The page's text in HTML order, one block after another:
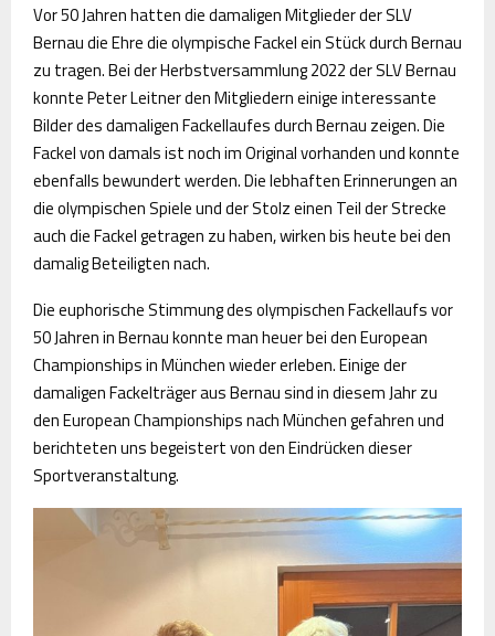
Vor 50 Jahren hatten die damaligen Mitglieder der SLV
Bernau die Ehre die olympische Fackel ein Stück durch Bernau
zu tragen. Bei der Herbstversammlung 2022 der SLV Bernau
konnte Peter Leitner den Mitgliedern einige interessante
Bilder des damaligen Fackellaufes durch Bernau zeigen. Die
Fackel von damals ist noch im Original vorhanden und konnte
ebenfalls bewundert werden. Die lebhaften Erinnerungen an
die olympischen Spiele und der Stolz einen Teil der Strecke
auch die Fackel getragen zu haben, wirken bis heute bei den
damalig Beteiligten nach.
Die euphorische Stimmung des olympischen Fackellaufs vor
50 Jahren in Bernau konnte man heuer bei den European
Championships in München wieder erleben. Einige der
damaligen Fackelträger aus Bernau sind in diesem Jahr zu
den European Championships nach München gefahren und
berichteten uns begeistert von den Eindrücken dieser
Sportveranstaltung.